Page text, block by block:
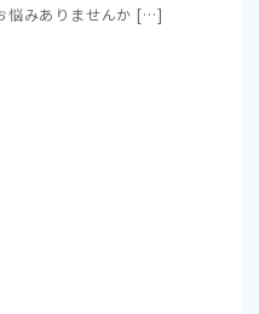
悩みありませんか […]